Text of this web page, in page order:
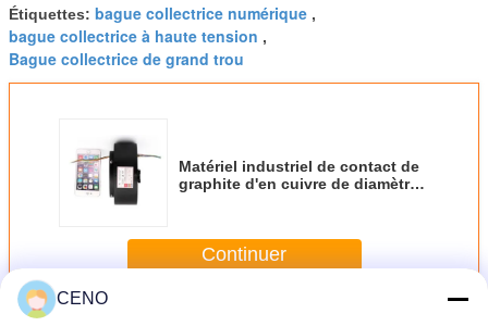
Étiquettes: bague collectrice numérique ,
bague collectrice à haute tension ,
Bague collectrice de grand trou
Matériel industriel de contact de
graphite d'en cuivre de diamètre
Continuer
PlusBague collectrice industrielle
CENO